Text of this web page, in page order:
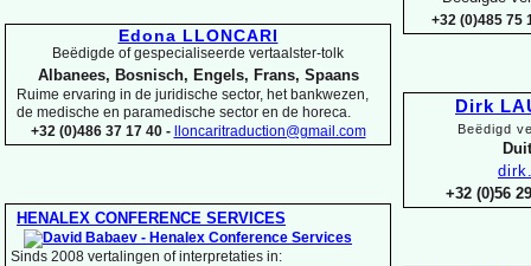
+32 (0)485 75
Dirk
Beëdigd
+32 (0)56
Edona LLONCARI
Beëdigde of gespecialiseerde vertaalster-tolk
Albanees, Bosnisch, Engels, Frans, Spaans
Ruime ervaring in de juridische sector, het bankwezen,
de medische en paramedische sector en de horeca.
+32 (0)486 37 17 40 -
lloncaritraduction@gmail.com
HENALEX CONFERENCE SERVICES
Sinds 2008 vertalingen of interpretaties in: